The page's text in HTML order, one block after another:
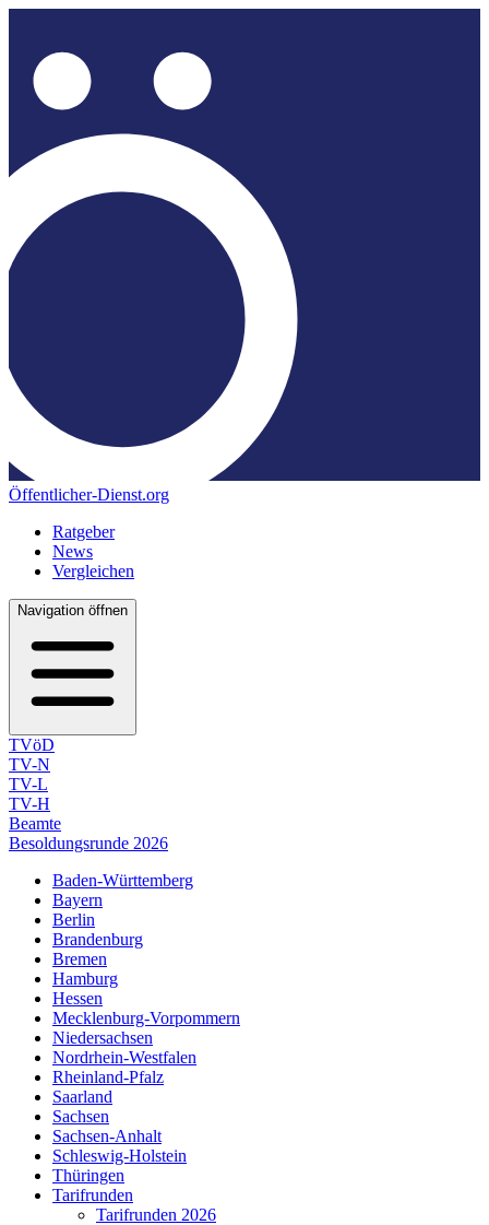
Öffentlicher-Dienst.org
Ratgeber
News
Vergleichen
Navigation öffnen
TVöD
TV-N
TV-L
TV-H
Beamte
Besoldungsrunde 2026
Baden-Württemberg
Bayern
Berlin
Brandenburg
Bremen
Hamburg
Hessen
Mecklenburg-Vorpommern
Niedersachsen
Nordrhein-Westfalen
Rheinland-Pfalz
Saarland
Sachsen
Sachsen-Anhalt
Schleswig-Holstein
Thüringen
Tarifrunden
Tarifrunden 2026